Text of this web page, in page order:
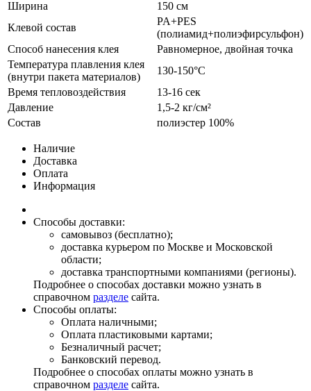
Ширина
150 см
Клевой состав
PA+PES
(полиамид+полиэфирсульфон)
Способ нанесения клея
Равномерное, двойная точка
Температура плавления клея
(внутри пакета материалов)
130-150°С
Время тепловоздействия
13-16 сек
Давление
1,5-2 кг/см²
Состав
полиэстер 100%
Наличие
Доставка
Оплата
Информация
Способы доставки:
самовывоз (бесплатно);
доставка курьером по Москве и Московской
области;
доставка транспортными компаниями (регионы).
Подробнее о способах доставки можно узнать в
справочном разделе сайта.
Способы оплаты:
Оплата наличными;
Оплата пластиковыми картами;
Безналичный расчет;
Банковский перевод.
Подробнее о способах оплаты можно узнать в
справочном разделе сайта.